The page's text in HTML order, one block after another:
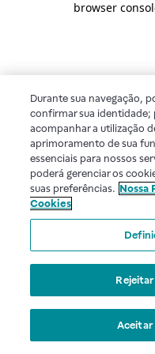
browser
Durante sua navegação,
confirmar sua identidade;
acompanhar a utilização
aprimoramento de sua
essenciais para nossos
poderá gerenciar os
suas preferências. Nossa
Cookies
Aceitar